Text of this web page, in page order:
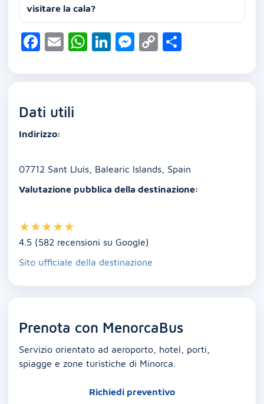
visitare la cala?
F
c
b
o
k
E
ai
W
at
Li
k
M
ss
C
p n
Dati utili
Indirizzo:
07712 Sant Lluís, Balearic Islands, Spain
Valutazione pubblica della destinazione:
★★★★★
4.5 (582 recensioni su Google)
Sito ufficiale della destinazione
Prenota con MenorcaBus
Servizio orientato ad aeroporto, hotel, porti,
spiagge e zone turistiche di Minorca.
Richiedi preventivo